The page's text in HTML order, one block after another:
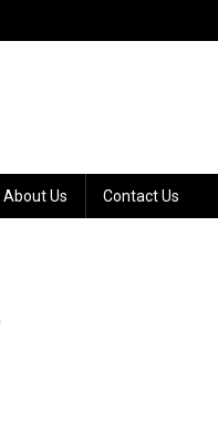
About Us Contact Us